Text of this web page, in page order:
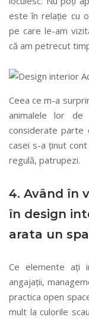
este în relație cu
pe care le-am
că am petrecut
Ceea ce m-a
animalele lor de
considerate parte
casei s-a ținut
regulă, patrupezi.
4. Având în
în design
arata un
Ce elemente ați
angajații,
practica open
mult la culorile